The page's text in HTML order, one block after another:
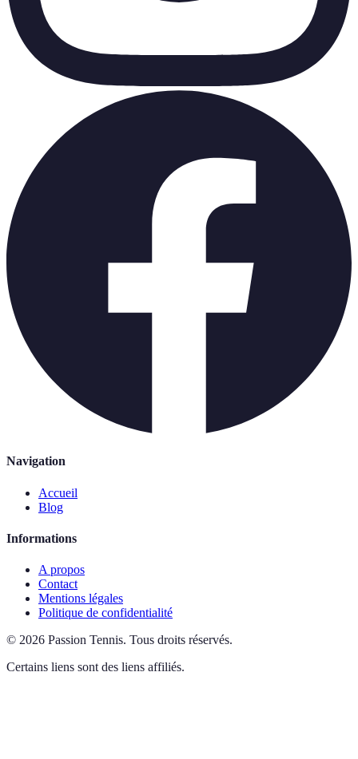
Navigation
Accueil
Blog
Informations
A propos
Contact
Mentions légales
Politique de confidentialité
© 2026 Passion Tennis. Tous droits réservés.
Certains liens sont des liens affiliés.